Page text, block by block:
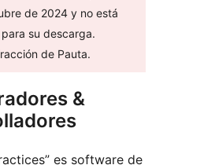
de 2024 y no está
su descarga.
de Pauta.
&
es software de